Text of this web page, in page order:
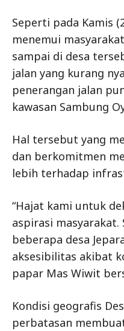
Seperti pada Kamis
menemui
sampai di desa
jalan yang kurang
penerangan jalan
kawasan Sambung
Hal tersebut yang
dan berkomitmen
lebih terhadap
“Hajat kami untuk
aspirasi masyarakat.
beberapa desa
aksesibilitas akibat
papar Mas Wiwit
Kondisi geografis
perbatasan